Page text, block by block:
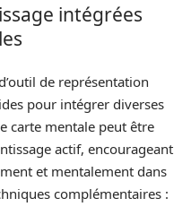
intégrées
de représentation
pour intégrer diverses
carte mentale peut être
actif, encourageant
et mentalement dans
complémentaires :